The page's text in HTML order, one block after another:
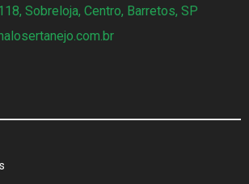
Sobreloja, Centro, Barretos, SP